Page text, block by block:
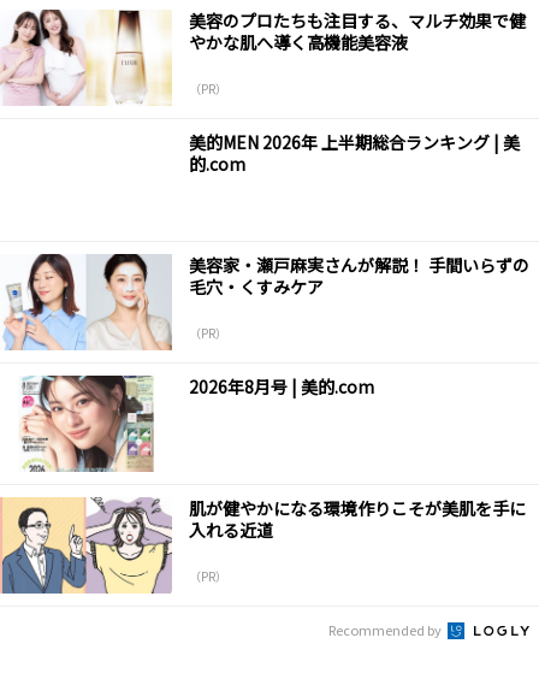
美容のプロたちも注目する、マルチ効果で健
やかな肌へ導く高機能美容液
（PR）
美的MEN 2026年 上半期総合ランキング | 美
的.com
美容家・瀬戸麻実さんが解説！ 手間いらずの
毛穴・くすみケア
（PR）
2026年8月号 | 美的.com
肌が健やかになる環境作りこそが美肌を手に
入れる近道
（PR）
Recommended by